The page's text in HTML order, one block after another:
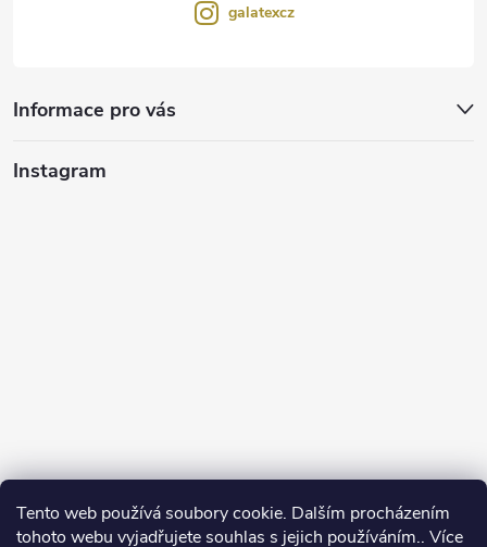
Tento web používá soubory cookie. Dalším procházením
tohoto webu vyjadřujete souhlas s jejich používáním.. Více
galatexcz
Informace pro vás
Instagram